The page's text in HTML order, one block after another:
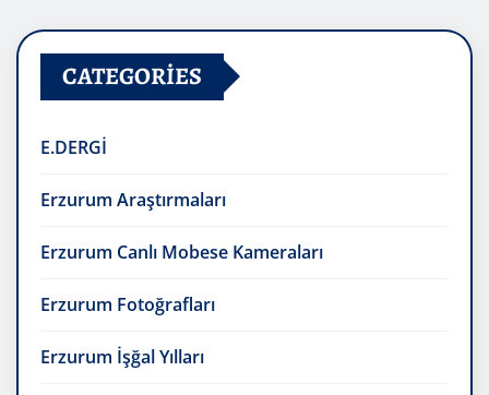
CATEGORIES
E.DERGİ
Erzurum Araştırmaları
Erzurum Canlı Mobese Kameraları
Erzurum Fotoğrafları
Erzurum İşğal Yılları